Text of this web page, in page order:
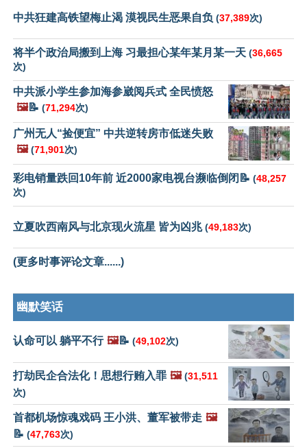
中共狂建高铁望梅止渴 漠视民生恶果自负 (37,389次)
将半个政治局搬到上海 习最担心某年某月某一天 (36,665
次)
中共派小学生参加海参崴阅兵式 全民愤怒
🖼️📝 (71,294次)
广州无人“捡便宜” 中共逆转房市低迷失败
🖼️ (71,901次)
彩电销量跌回10年前 近2000家电视台濒临倒闭📝 (48,257
次)
立夏吹西南风与北京现火流星 皆为凶兆(49,183次)
(更多时事评论文章......)
幽默笑话
认命可以 躺平不行 🖼️📝 (49,102次)
打劫民企合法化！思想行贿入罪 🖼️ (31,511
次)
首都机场惊魂戏码 王小洪、董军被带走 🖼️
📝 (47,763次)